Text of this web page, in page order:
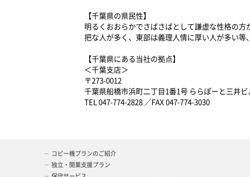
【千葉県の県民性】
明るくおおらかでさばさばとして謙虚な性格の
把な人が多く、東部は義理人情に厚い人が多い等
【千葉県にある当社の拠点】
＜千葉支店＞
〒273-0012
千葉県船橋市浜町二丁目1番1号 ららぽーと三井
TEL 047-774-2828 ／FAX 047-774-3030
コピー機プランのご紹介
独立・開業支援プラン